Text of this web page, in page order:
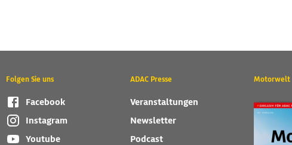
Folgen Sie uns
Facebook
Instagram
Youtube
ADAC Presse
Veranstaltungen
Newsletter
Podcast
Motorwelt